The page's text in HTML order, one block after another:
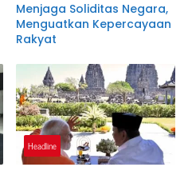
Menjaga Soliditas Negara,
Menguatkan Kepercayaan
Rakyat
Headline